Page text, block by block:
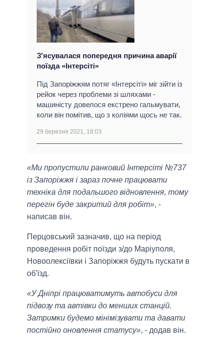
З'ясувалася попередня причина аварії
поїзда «Інтерсіті»
Під Запоріжжям потяг «Інтерсіті» міг зійти із
рейок через проблеми зі шляхами -
машиністу довелося екстрено гальмувати,
коли він помітив, що з коліями щось не так.
29 березня 2021, 18:03
«Ми пропустили ранковий Інтерсіті №737
із Запоріжжя і зараз почне працювати
техніка для подальшого відновлення, тому
перегін буде закритий для робіт», -
написав він.
Перцовський зазначив, що на період
проведення робіт поїзди з/до Маріуполя,
Новоолексіївки і Запоріжжя будуть пускати в
об'їзд.
«У Дніпрі працюватимуть автобуси для
підвозу та автівки до менших станцій.
Затримки будемо мінімізувати та давати
постійно оновлення статусу», - додав він.